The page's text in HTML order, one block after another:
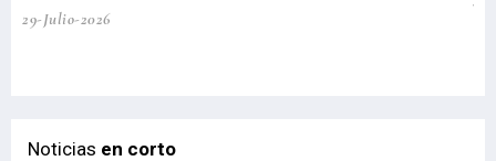
29-Julio-2026
Noticias en corto